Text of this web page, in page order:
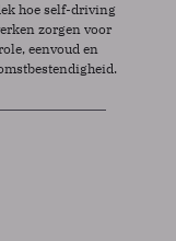
hoe self-driving
zorgen voor
eenvoud en